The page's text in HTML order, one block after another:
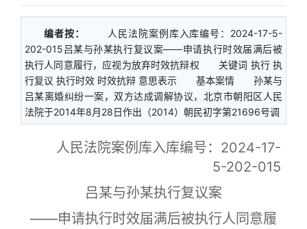
编者按：
人民法院案例库入库编号：2024-17-5-
202-015吕某与孙某执行复议案——申请执行时效届满后被
执行人同意履行，应视为放弃时效抗辩权 关键词 执行 执
行复议 执行时效 时效抗辩 意思表示 基本案情 孙某与
吕某离婚纠纷一案，双方达成调解协议，北京市朝阳区人民
法院于2014年8月28日作出（2014）朝民初字第21696号调
人民法院案例库入库编号：2024-17-
5-202-015
吕某与孙某执行复议案
——申请执行时效届满后被执行人同意履